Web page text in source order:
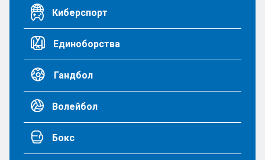
Киберспорт
Единоборства
Гандбол
Волейбол
Бокс